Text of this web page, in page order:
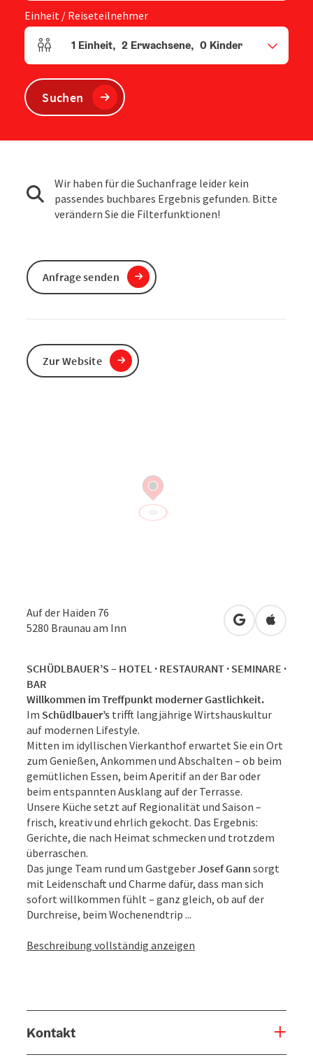
Auf der Haiden 76
5280 Braunau am Inn in Google
in
SCHÜDLBAUER’S – HOTEL · RESTAURANT · SEMINARE ·
BAR
Willkommen im Treffpunkt moderner Gastlichkeit.
Im Schüdlbauer’s trifft langjährige Wirtshauskultur
auf modernen Lifestyle.
Mitten im idyllischen Vierkanthof erwartet Sie ein Ort
zum Genießen, Ankommen und Abschalten – ob beim
gemütlichen Essen, beim Aperitif an der Bar oder
beim entspannten Ausklang auf der Terrasse.
Unsere Küche setzt auf Regionalität und Saison –
frisch, kreativ und ehrlich gekocht. Das Ergebnis:
Gerichte, die nach Heimat schmecken und trotzdem
überraschen.
Das junge Team rund um GastgeberJosef Gann sorgt
mit Leidenschaft und Charme dafür, dass man sich
sofort willkommen fühlt – ganz gleich, ob auf der
Durchreise, beim Wochenendtrip ...
Beschreibung vollständig anzeigen
Kontakt
Einheit / Reiseteilnehmer
Einheitenanzahl und Personenfelder
1 Einheit, 2 Erwachsene, 0 Kinder
Suchen
Wir haben für die Suchanfrage leider kein
passendes buchbares Ergebnis gefunden. Bitte
verändern Sie die Filterfunktionen!
Anfrage senden
Zur Website